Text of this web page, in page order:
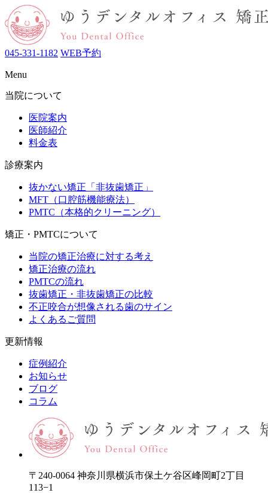
045-331-1182 WEB予約
Menu
当院について
医院案内
医師紹介
料金表
診療案内
抜かない矯正「非抜歯矯正」
MFT（口腔筋機能療法）
PMTC（本格的クリーニング）
矯正・PMTCについて
当院の矯正治療に対する考え
矯正治療の流れ
PMTCの流れ
抜歯矯正・非抜歯矯正の比較
不正咬合が想像される歯のサイン
よくあるご質問
更新情報
症例紹介
お知らせ
ブログ
コラム
〒240-0064 神奈川県横浜市保土ケ谷区峰岡町2丁目
113−1